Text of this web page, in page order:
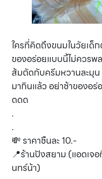
ใครที่คิดถึงขนมในวัยเด็
ของอร่อยแบบนี้ไม่ควรพ
ส้มตัดกับครีมหวานละมุ
มากินแล้ว อย่าช้าของอ
ดดด
.
.
💸 ราคาชิ้นละ 10.-
📍ร้านปังสยาม (แอดเจ
นทร์น้า)